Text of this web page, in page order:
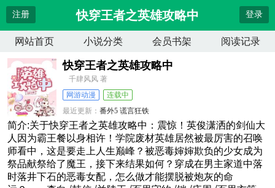
注册 快穿王者之英雄攻略中 登录
网站首页 小说分类 会员书架 阅读记录
快穿王者之英雄攻略中
千肆风风 著
网游动漫
连载中
最近更新：番外5 谎言狂铁
更新时间：2026-04-13 17:14:08
简介:关于快穿王者之英雄攻略中：震惊！英俊潇洒的剑仙大
人因为霸王餐以身相许！学院废材英雄居然被最厉害的召唤
师看中，这是要走上人生巅峰？被恶毒婶婶欺负的少女成为
祭品献祭给了魔王，接下来结果如何？穿成在男主家道中落
时落井下石的恶毒女配，怎么做才能摆脱被炮灰的命